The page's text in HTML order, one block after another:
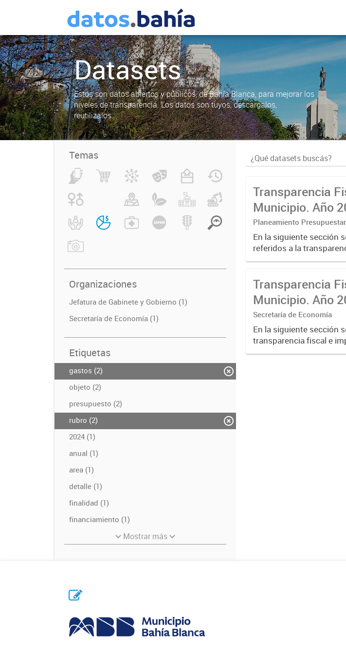
Datasets
Estos son datos abiertos y públicos, de Bahía Blanca, para mejorar los
niveles de transparencia. Los datos son tuyos, descargalos,
reutilizalos.
Temas
Organizaciones
Jefatura de Gabinete y Gobierno (1)
Secretaría de Economía (1)
Etiquetas
gastos (2)
objeto (2)
presupuesto (2)
rubro (2)
2024 (1)
anual (1)
area (1)
detalle (1)
finalidad (1)
financiamiento (1)
Mostrar más
Transparencia
Municipio. Año
Planeamiento
En la siguiente sección
referidos a la
año 2024.
Transparencia
Municipio. Año
Secretaría de Economía
En la siguiente sección
transparencia fiscal e